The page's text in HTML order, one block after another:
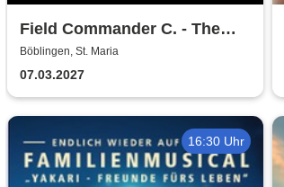
Field Commander C. - The
Songs of Leonard Cohen
Böblingen, St. Maria
07.03.2027
16:30 Uhr